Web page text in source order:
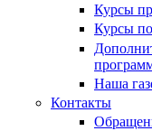
Курсы
Курсы
Наша
Контакты